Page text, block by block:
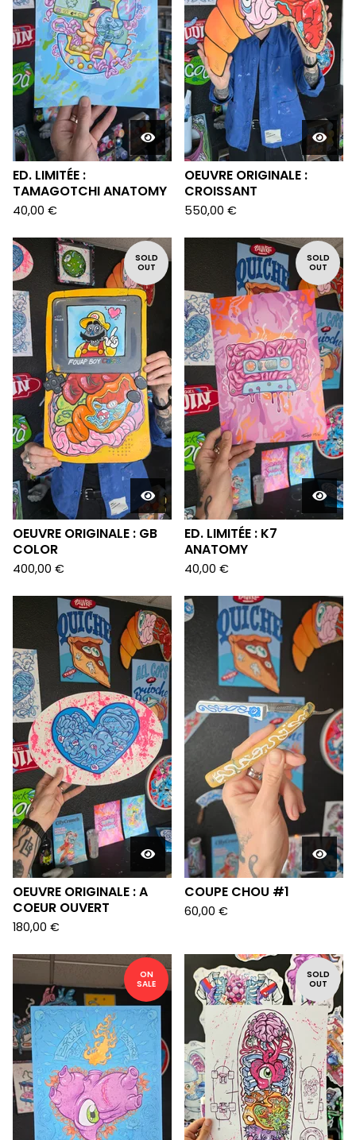
ED. LIMITÉE :
TAMAGOTCHI ANATOMY
40,00 €
OEUVRE ORIGINALE :
CROISSANT
550,00 €
SOLD
OUT
OEUVRE ORIGINALE : GB
COLOR
400,00 €
SOLD
OUT
ED. LIMITÉE : K7
ANATOMY
40,00 €
OEUVRE ORIGINALE : A
COEUR OUVERT
180,00 €
COUPE CHOU #1
60,00 €
ON
SALE
SOLD
OUT